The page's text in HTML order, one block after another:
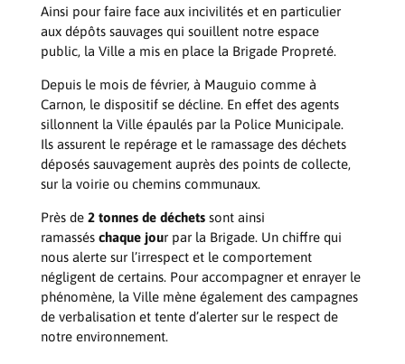
Ainsi pour faire face aux incivilités et en particulier
aux dépôts sauvages qui souillent notre espace
public, la Ville a mis en place la Brigade Propreté.
Depuis le mois de février, à Mauguio comme à
Carnon, le dispositif se décline. En effet des agents
sillonnent la Ville épaulés par la Police Municipale.
Ils assurent le repérage et le ramassage des déchets
déposés sauvagement auprès des points de collecte,
sur la voirie ou chemins communaux.
Près de2 tonnes de déchetssont ainsi
ramassés chaque jour par la Brigade. Un chiffre qui
nous alerte sur l’irrespect et le comportement
négligent de certains. Pour accompagner et enrayer le
phénomène, la Ville mène également des campagnes
de verbalisation et tente d’alerter sur le respect de
notre environnement.